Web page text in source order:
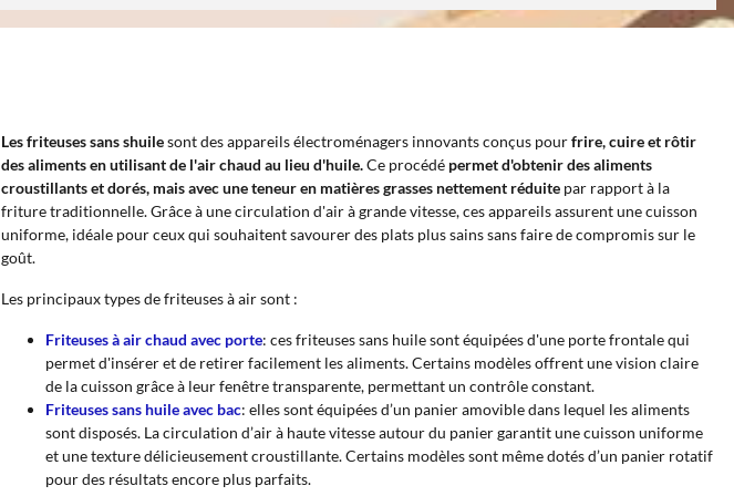
Les friteuses sans shuilesont des appareils électroménagers innovants conçus pourfrire, cuire et rôtir
des aliments en utilisant de l'air chaud au lieu d'huile.Ce procédé permet d'obtenir des aliments
croustillants et dorés, mais avec une teneur en matières grasses nettement réduite par rapport à la
friture traditionnelle. Grâce à une circulation d'air à grande vitesse, ces appareils assurent une cuisson
uniforme, idéale pour ceux qui souhaitent savourer des plats plus sains sans faire de compromis sur le
goût.
Les principaux types de friteuses à air sont :
Friteuses à air chaud avec porte: ces friteuses sans huile sont équipées d'une porte frontale qui
permet d'insérer et de retirer facilement les aliments. Certains modèles offrent une vision claire
de la cuisson grâce à leur fenêtre transparente, permettant un contrôle constant.
Friteuses sans huile avec bac: elles sont équipées d’un panier amovible dans lequel les aliments
sont disposés. La circulation d’air à haute vitesse autour du panier garantit une cuisson uniforme
et une texture délicieusement croustillante. Certains modèles sont même dotés d’un panier rotatif
pour des résultats encore plus parfaits.